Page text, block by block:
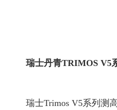
瑞士丹青TRIMOS V5
瑞士Trimos V5系列测